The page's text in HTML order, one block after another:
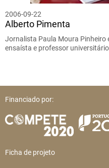
2006-09-22
Alberto Pimenta
Jornalista Paula Moura Pinheiro
ensaísta e professor
Financiado por:
Ficha de projeto